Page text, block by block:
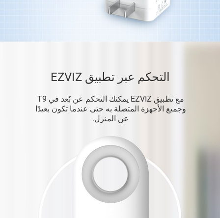
التحكم عبر تطبيق EZVIZ
مع تطبيق EZVIZ يمكنك التحكم عن بُعد في T9
وجميع الأجهزة المتصلة به حتى عندما تكون بعيدًا
عن المنزل.